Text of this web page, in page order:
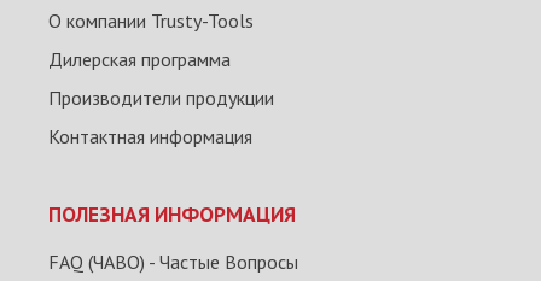
О компании Trusty-Tools
Дилерская программа
Производители продукции
Контактная информация
ПОЛЕЗНАЯ ИНФОРМАЦИЯ
FAQ (ЧАВО) - Частые Вопросы